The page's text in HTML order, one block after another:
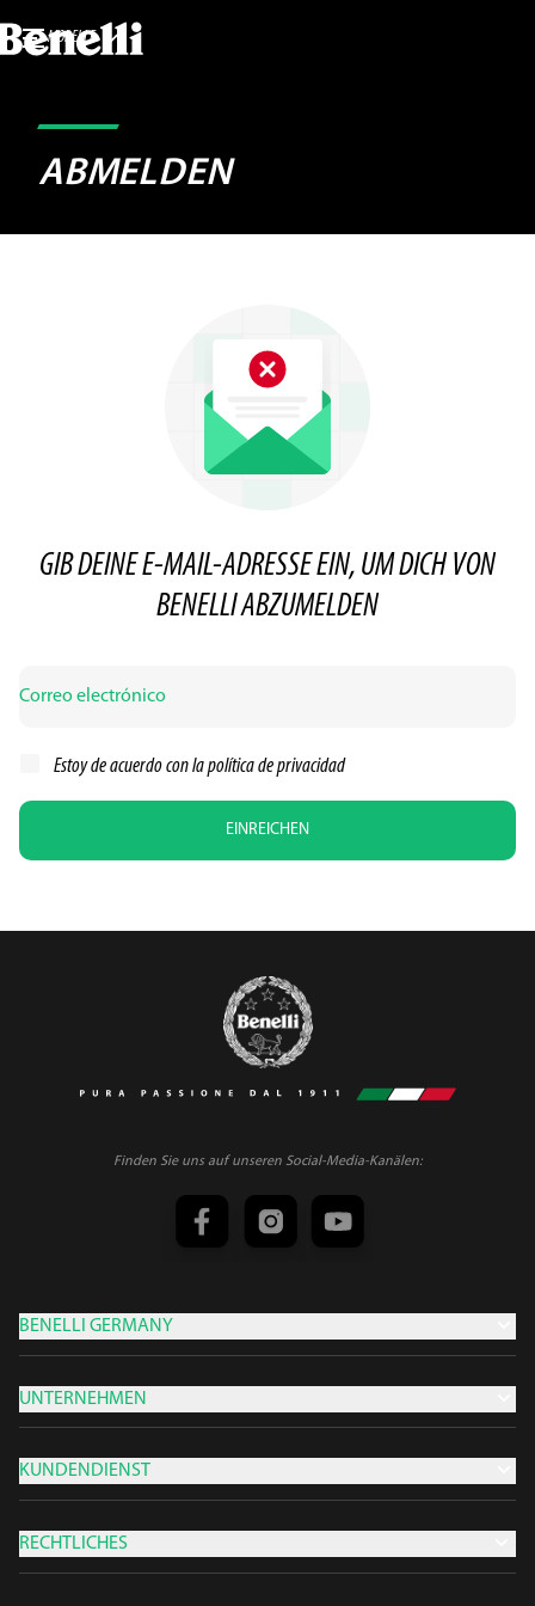
MODELLE
ABMELDEN
GIB DEINE E-MAIL-ADRESSE EIN, UM DICH VON
BENELLI ABZUMELDEN
Estoy de acuerdo con lapolítica de privacidad
EINREICHEN
Finden Sie uns auf unseren Social-Media-Kanälen:
BENELLI GERMANY
UNTERNEHMEN
KUNDENDIENST
RECHTLICHES